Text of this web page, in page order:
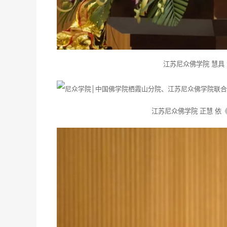
江苏尼众佛学院 慧
江苏尼众佛学院 正慧 依